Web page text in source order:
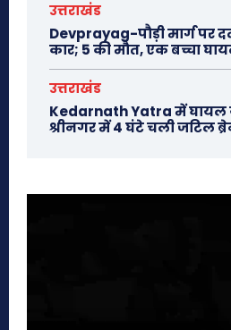
उत्तराखंड
Devprayag-पौड़ी मार्ग पर
कार; 5 की मौत, एक बच्चा
उत्तराखंड
Kedarnath Yatra में
श्रीनगर में 4 घंटे चली जटिल